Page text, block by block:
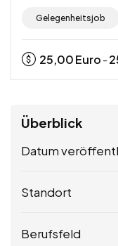
Gelegenheitsjob
25,00Euro -
Überblick
Datum
Standort
Berufsfeld